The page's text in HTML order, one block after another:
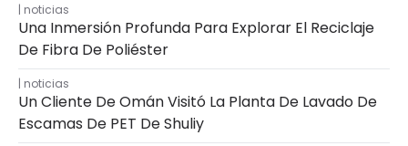
noticias
Una Inmersión Profunda Para Explorar El Reciclaje
De Fibra De Poliéster
noticias
Un Cliente De Omán Visitó La Planta De Lavado De
Escamas De PET De Shuliy